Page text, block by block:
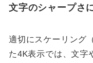
文字のシャープさ
適切にスケーリング
た4K表示では、文字